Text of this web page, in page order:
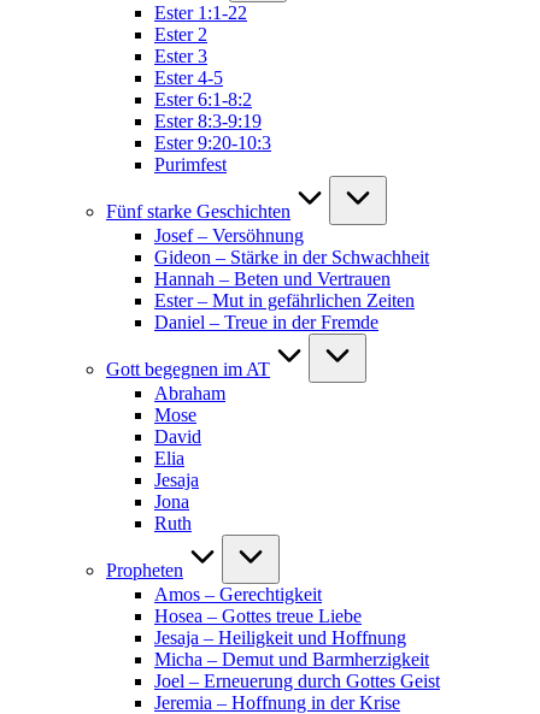
Ester 1:1-22
Ester 2
Ester 3
Ester 4-5
Ester 6:1-8:2
Ester 8:3-9:19
Ester 9:20-10:3
Purimfest
Fünf starke Geschichten
Josef – Versöhnung
Gideon – Stärke in der Schwachheit
Hannah – Beten und Vertrauen
Ester – Mut in gefährlichen Zeiten
Daniel – Treue in der Fremde
Gott begegnen im AT
Abraham
Mose
David
Elia
Jesaja
Jona
Ruth
Propheten
Amos – Gerechtigkeit
Hosea – Gottes treue Liebe
Jesaja – Heiligkeit und Hoffnung
Micha – Demut und Barmherzigkeit
Joel – Erneuerung durch Gottes Geist
Jeremia – Hoffnung in der Krise